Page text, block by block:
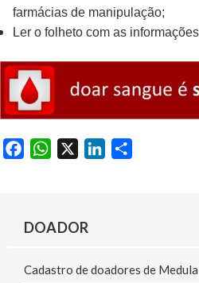
farmácias de manipulação;
Ler o folheto com as
b
o
W
s
p
I
DOADOR
Cadastro de doadores de